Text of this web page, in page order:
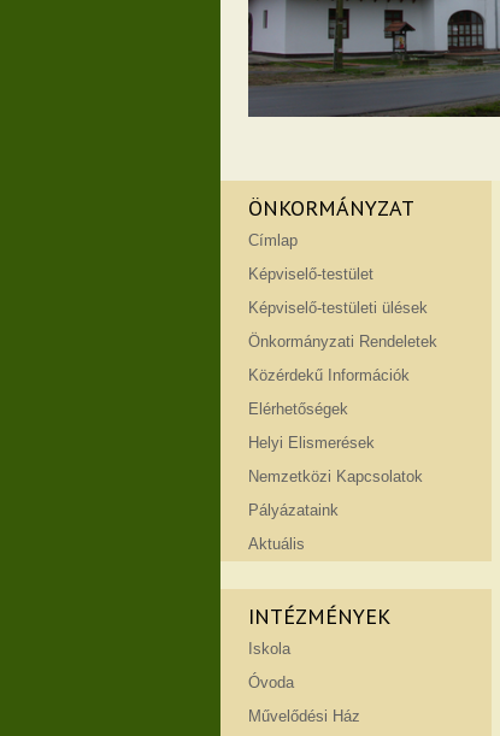
ÖNKORMÁNYZAT
Címlap
Képviselő-testület
Képviselő-testületi ülések
Önkormányzati Rendeletek
Közérdekű Információk
Elérhetőségek
Helyi Elismerések
Nemzetközi Kapcsolatok
Pályázataink
Aktuális
INTÉZMÉNYEK
Iskola
Óvoda
Művelődési Ház